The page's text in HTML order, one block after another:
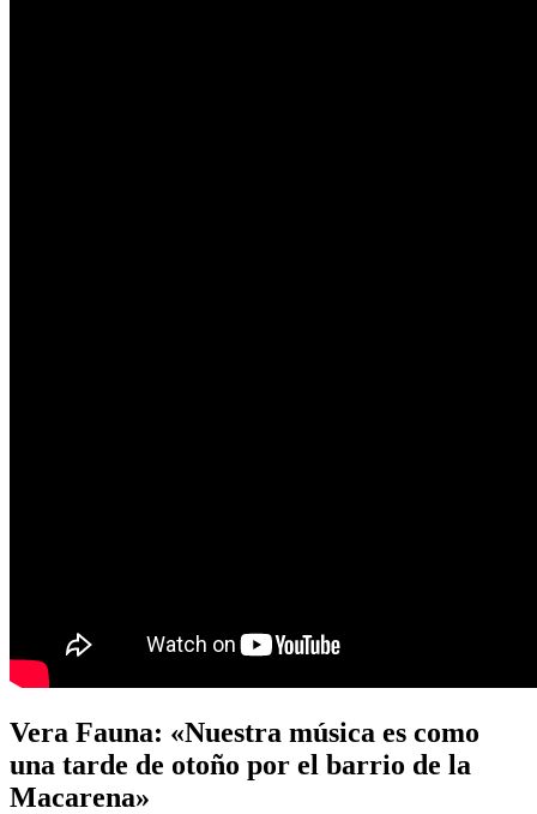
Vera Fauna: «Nuestra música es como
una tarde de otoño por el barrio de la
Macarena»